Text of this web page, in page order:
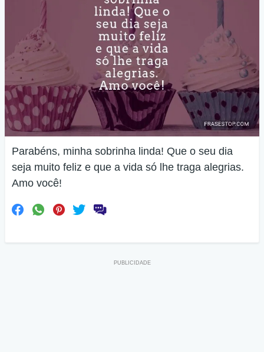
Parabéns, minha sobrinha linda! Que o seu dia
seja muito feliz e que a vida só lhe traga alegrias.
Amo você!